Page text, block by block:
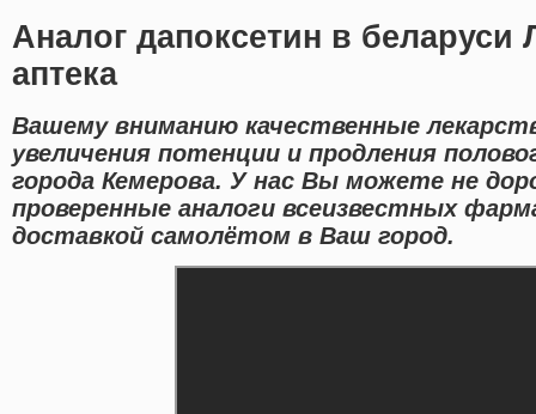
Аналог дапоксетин в беларуси
аптека
Вашему вниманию качественные
увеличения потенции и продления
города Кемерова. У нас Вы можете не
проверенные аналоги всеизвестных
доставкой самолётом в Ваш город.